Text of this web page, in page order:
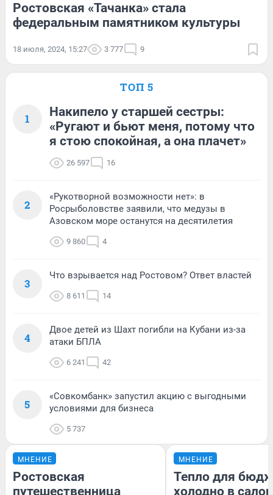
Ростовская «Тачанка» стала
федеральным памятником культуры
18 июля, 2024, 15:27 3 777 9
ТОП 5
1
Накипело у старшей сестры:
«Ругают и бьют меня, потому что
я стою спокойная, а она плачет»
26 597 16
2
«Рукотворной возможности нет»: в
Росрыболовстве заявили, что медузы в
Азовском море останутся на десятилетия
9 860 4
3
Что взрывается над Ростовом? Ответ властей
8 611 14
4
Двое детей из Шахт погибли на Кубани из-за
атаки БПЛА
6 241 42
5
«Совкомбанк» запустил акцию с выгодными
условиями для бизнеса
5 737
МНЕНИЕ
Ростовская
путешественница
МНЕНИЕ
Тепло для
холодно в